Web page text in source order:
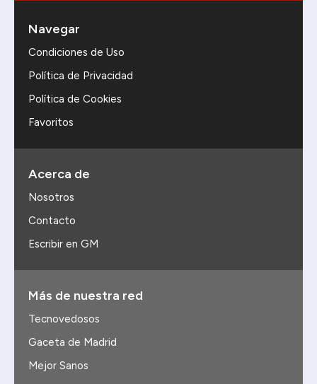
Navegar
Condiciones de Uso
Política de Privacidad
Política de Cookies
Favoritos
Acerca de
Nosotros
Contacto
Escribir en GM
Más de nuestra red
Tecnovedosos
Gaceta de Madrid
Mejor Sanos